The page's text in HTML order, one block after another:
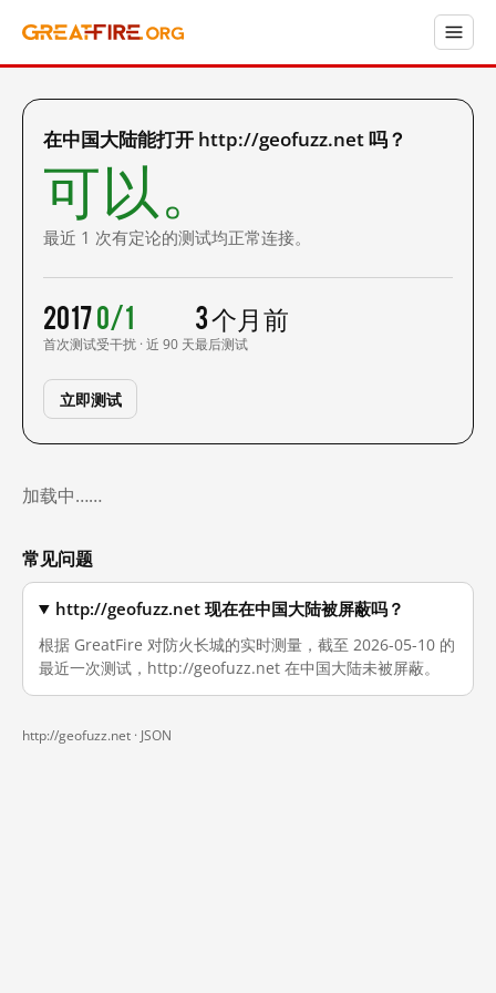
在中国大陆能打开 http://geofuzz.net 吗？
可以。
最近 1 次有定论的测试均正常连接。
2017
首次测试
0/1
受干扰 · 近 90 天
3 个月前
最后测试
立即测试
加载中……
常见问题
http://geofuzz.net 现在在中国大陆被屏蔽吗？
根据 GreatFire 对防火长城的实时测量，截至 2026-05-10 的
最近一次测试，http://geofuzz.net 在中国大陆未被屏蔽。
http://geofuzz.net · JSON